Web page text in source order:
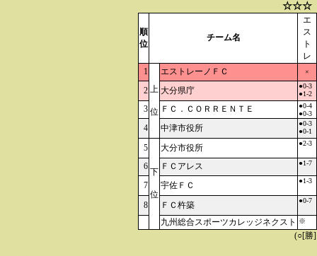
☆☆☆
順
位
チーム名
エ
ス
ト
レ
1
上
位
エストレーノＦＣ ×
2 大分県庁
●0-3
●1-2
3 ＦＣ．ＣＯＲＲＥＮＴＥ
●0-4
●0-3
4 中津市役所
●0-3
●0-1
5
下
位
大分市役所 ●2-3
6 ＦＣアレス ●1-7
7 宇佐ＦＣ ●1-3
8 ＦＣ杵築 ●0-7
九州総合スポーツカレッジネクスト ※
(○[勝